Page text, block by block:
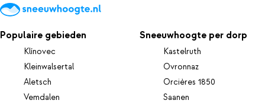
Populaire gebieden
Klínovec
Kleinwalsertal
Aletsch
Vemdalen
Sneeuwhoogte per dorp
Kastelruth
Ovronnaz
Orcières 1850
Saanen